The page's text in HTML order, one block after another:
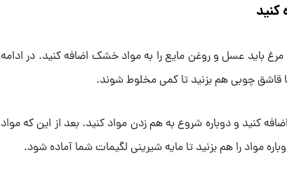
کنید
مرغ باید عسل و روغن مایع را به مواد خشک اضافه کنید. در ادامه
با قاشق چوبی هم بزنید تا کمی مخلوط شوند.
کنید و دوباره شروع به هم زدن مواد کنید. بعد از این که مواد
مواد را هم بزنید تا مایه شیرینی لگیمات شما آماده شود.